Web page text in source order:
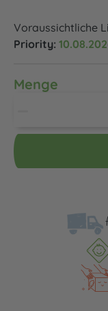
Voraussichtliche
Priority:
Menge